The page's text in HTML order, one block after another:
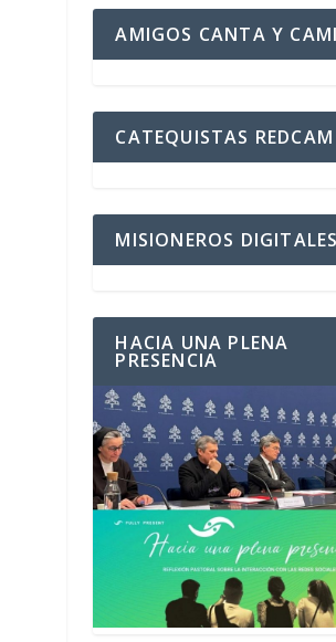
AMIGOS CANTA Y
CATEQUISTAS REDCAM
MISIONEROS DIGITALES
HACIA UNA PLENA
PRESENCIA